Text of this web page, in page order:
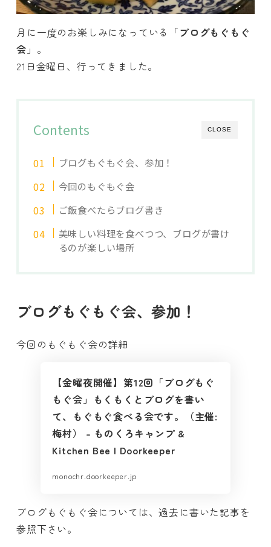
月に一度のお楽しみになっている「ブログもぐもぐ
会 」。
21日金曜日、行ってきました。
CLOSE
Contents
ブログもぐもぐ会、参加！
今回のもぐもぐ会
ご飯食べたらブログ書き
美味しい料理を食べつつ、ブログが書け
るのが楽しい場所
ブログもぐもぐ会、参加！
今回のもぐもぐ会の詳細
【金曜夜開催】第12回「ブログもぐ
もぐ会」もくもくとブログを書い
て、もぐもぐ食べる会です。（主催:
梅村） – ものくろキャンプ &
Kitchen Bee | Doorkeeper
monochr.doorkeeper.jp
ブログもぐもぐ会については、過去に書いた記事を
参照下さい。